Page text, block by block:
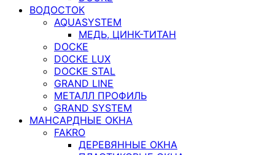
ВОДОСТОК
AQUASYSTEM
МЕДЬ, ЦИНК-ТИТАН
DOCKE
DOCKE LUX
DOCKE STAL
GRAND LINE
МЕТАЛЛ ПРОФИЛЬ
GRAND SYSTEM
МАНСАРДНЫЕ ОКНА
FAKRO
ДЕРЕВЯННЫЕ ОКНА